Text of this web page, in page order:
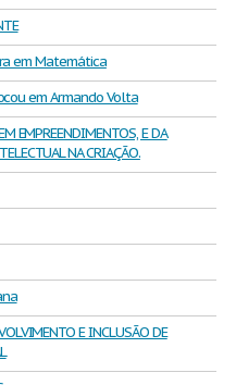
em Matemática
em Armando Volta
EMPREENDIMENTOS, E DA
NA CRIAÇÃO.
E INCLUSÃO DE